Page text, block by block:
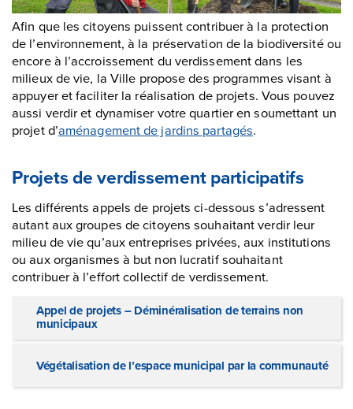
Afin que les citoyens puissent contribuer à la protection
de l’environnement, à la préservation de la biodiversité ou
encore à l’accroissement du verdissement dans les
milieux de vie, la Ville propose des programmes visant à
appuyer et faciliter la réalisation de projets. Vous pouvez
aussi verdir et dynamiser votre quartier en soumettant un
projet d’aménagement de jardins partagés.
Projets de verdissement participatifs
Les différents appels de projets ci-dessous s’adressent
autant aux groupes de citoyens souhaitant verdir leur
milieu de vie qu’aux entreprises privées, aux institutions
ou aux organismes à but non lucratif souhaitant
contribuer à l’effort collectif de verdissement.
Appel de projets – Déminéralisation de terrains non
municipaux
Végétalisation de l’espace municipal par la communauté